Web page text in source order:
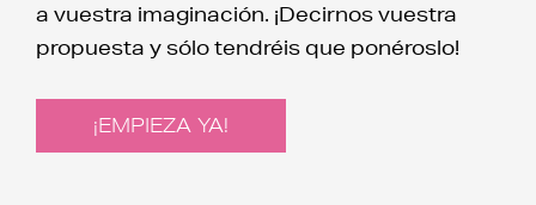
a vuestra imaginación. ¡Decirnos vuestra
propuesta y sólo tendréis que ponéroslo!
¡EMPIEZA YA!